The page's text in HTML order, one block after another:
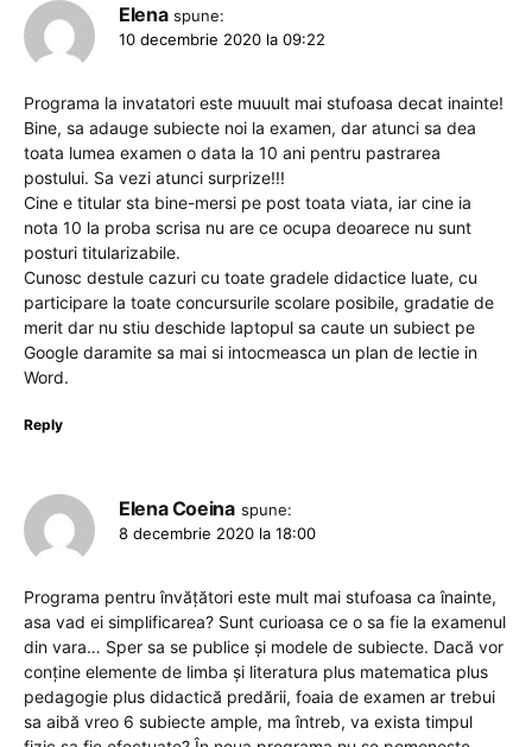
Elena spune:
10 decembrie 2020 la 09:22
Programa la invatatori este muuult mai stufoasa decat inainte!
Bine, sa adauge subiecte noi la examen, dar atunci sa dea
toata lumea examen o data la 10 ani pentru pastrarea
postului. Sa vezi atunci surprize!!!
Cine e titular sta bine-mersi pe post toata viata, iar cine ia
nota 10 la proba scrisa nu are ce ocupa deoarece nu sunt
posturi titularizabile.
Cunosc destule cazuri cu toate gradele didactice luate, cu
participare la toate concursurile scolare posibile, gradatie de
merit dar nu stiu deschide laptopul sa caute un subiect pe
Google daramite sa mai si intocmeasca un plan de lectie in
Word.
Reply
Elena Coeina spune:
8 decembrie 2020 la 18:00
Programa pentru învățători este mult mai stufoasa ca înainte,
asa vad ei simplificarea? Sunt curioasa ce o sa fie la examenul
din vara… Sper sa se publice și modele de subiecte. Dacă vor
conține elemente de limba și literatura plus matematica plus
pedagogie plus didactică predării, foaia de examen ar trebui
sa aibă vreo 6 subiecte ample, ma întreb, va exista timpul